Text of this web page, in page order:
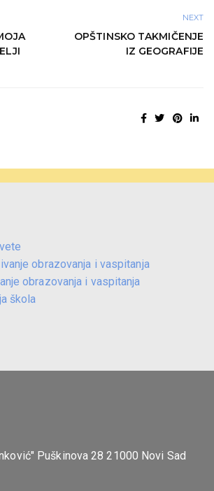
NEXT
OPŠTINSKO TAKMIČENJE
IZ GEOGRAFIJE
obrazovanja i vaspitanja
obrazovanja i vaspitanja
škola
Puškinova 28 21000 Novi Sad